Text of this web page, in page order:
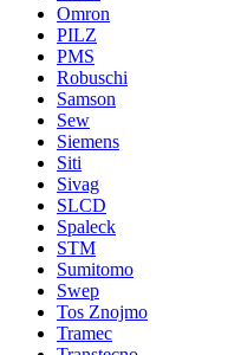
Omron
PILZ
PMS
Robuschi
Samson
Sew
Siemens
Siti
Sivag
SLCD
Spaleck
STM
Sumitomo
Swep
Tos Znojmo
Tramec